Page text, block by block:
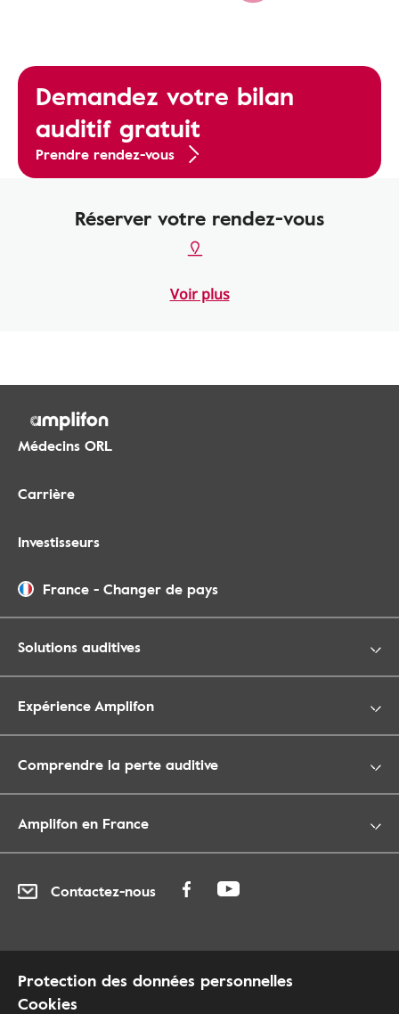
Demandez votre bilan
auditif gratuit
Prendre rendez-vous
Réserver votre rendez-vous
Voir plus
Médecins ORL
Carrière
Investisseurs
France - Changer de pays
Solutions auditives
Expérience Amplifon
Comprendre la perte auditive
Amplifon en France
Contactez-nous
Protection des données personnelles
Cookies